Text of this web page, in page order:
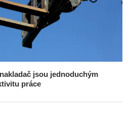
jsou jednoduchým
práce